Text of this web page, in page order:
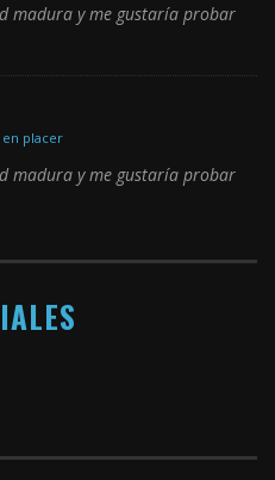
madura y me gustaría probar
placer
madura y me gustaría probar